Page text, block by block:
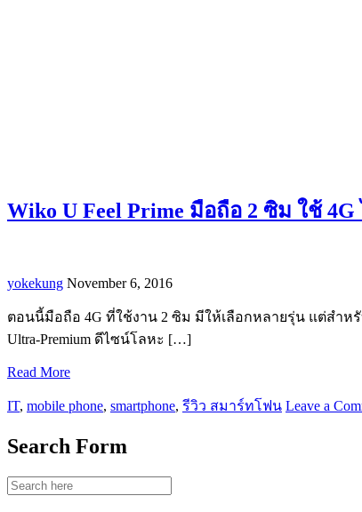
Wiko U Feel Prime มือถือ 2 ซิม ใช้
yokekung November 6, 2016
ตอนนี้มือถือ 4G ที่ใช้งาน 2 ซิม มีให้เลือกหลายรุ่น แต่สำห
Ultra-Premium ดีไซน์โลหะ […]
Read More
IT, mobile phone, smartphone, รีวิว สมาร์ทโฟน Leave a
Search Form